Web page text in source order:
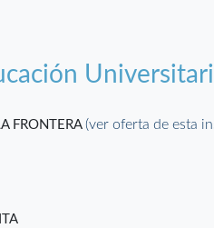
FRONTERA(ver oferta de esta